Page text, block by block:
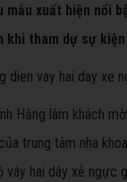
xuất hiện nổi
khi tham dự sự
Hằng làm khách
trung tâm nha
váy hai dây xẻ ngực